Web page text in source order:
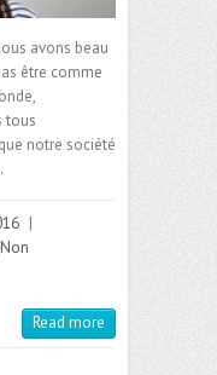
avons beau
être comme
tous
notre société
|
Non
Read more